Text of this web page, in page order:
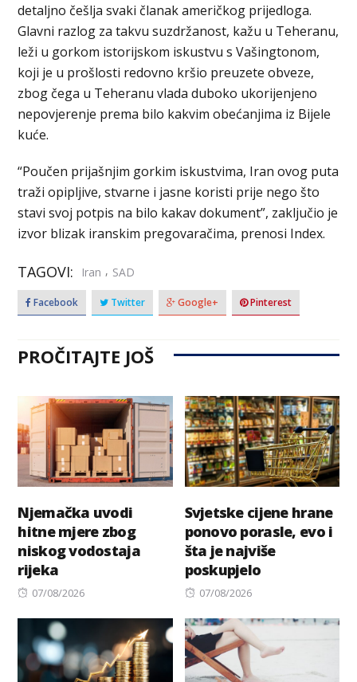
detaljno češlja svaki članak američkog prijedloga.
Glavni razlog za takvu suzdržanost, kažu u Teheranu,
leži u gorkom istorijskom iskustvu s Vašingtonom,
koji je u prošlosti redovno kršio preuzete obveze,
zbog čega u Teheranu vlada duboko ukorijenjeno
nepovjerenje prema bilo kakvim obećanjima iz Bijele
kuće.
“Poučen prijašnjim gorkim iskustvima, Iran ovog puta
traži opipljive, stvarne i jasne koristi prije nego što
stavi svoj potpis na bilo kakav dokument”, zaključio je
izvor blizak iranskim pregovaračima, prenosi Index.
TAGOVI: Iran , SAD
Facebook Twitter Google+ Pinterest
PROČITAJTE JOŠ
Njemačka uvodi
hitne mjere zbog
niskog vodostaja
rijeka
Posted
07/08/2026
Svjetske cijene hrane
ponovo porasle, evo i
šta je najviše
poskupjelo
Posted
07/08/2026